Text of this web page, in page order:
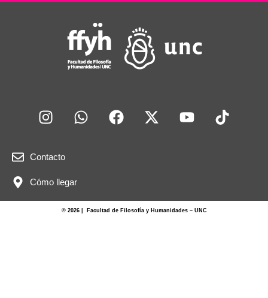
Contacto
Cómo llegar
© 2026 | Facultad de Filosofía y Humanidades – UNC